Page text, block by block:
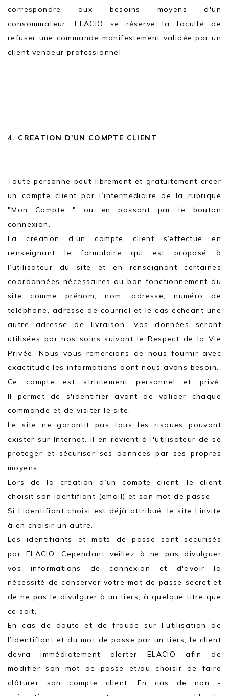
correspondre aux besoins moyens d'un
consommateur. ELACIO se réserve la faculté de
refuser une commande manifestement validée par un
client vendeur professionnel.
4. CREATION D'UN COMPTE CLIENT
Toute personne peut librement et gratuitement créer
un compte client par l’intermédiaire de la rubrique
"Mon Compte " ou en passant par le bouton
connexion.
La création d’un compte client s’effectue en
renseignant le formulaire qui est proposé à
l’utilisateur du site et en renseignant certaines
coordonnées nécessaires au bon fonctionnement du
site comme prénom, nom, adresse, numéro de
téléphone, adresse de courriel et le cas échéant une
autre adresse de livraison. Vos données seront
utilisées par nos soins suivant le Respect de la Vie
Privée. Nous vous remercions de nous fournir avec
exactitude les informations dont nous avons besoin.
Ce compte est strictement personnel et privé.
Il permet de s'identifier avant de valider chaque
commande et de visiter le site.
Le site ne garantit pas tous les risques pouvant
exister sur Internet. Il en revient à l'utilisateur de se
protéger et sécuriser ses données par ses propres
moyens.
Lors de la création d’un compte client, le client
choisit son identifiant (email) et son mot de passe.
Si l’identifiant choisi est déjà attribué, le site l’invite
à en choisir un autre.
Les identifiants et mots de passe sont sécurisés
par ELACIO. Cependant veillez à ne pas divulguer
vos informations de connexion et d'avoir la
nécessité de conserver votre mot de passe secret et
de ne pas le divulguer à un tiers, à quelque titre que
ce soit.
En cas de doute et de fraude sur l’utilisation de
l’identifiant et du mot de passe par un tiers, le client
devra immédiatement alerter ELACIO afin de
modifier son mot de passe et/ou choisir de faire
clôturer son compte client. En cas de non -